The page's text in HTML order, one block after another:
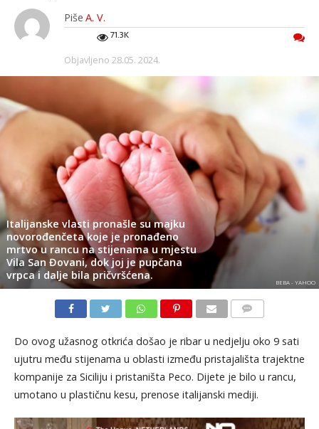
Piše A. V.
71.3K
Objavljeno 28.05. 2024.
Italijanske vlasti pronašle su majku
novorođenčeta koje je pronađeno
mrtvo u rancu na stijenama u mjestu
Vila San Đovani, dok joj je pupčana
vrpca i dalje bila pričvršćena.
BEBA - YAHOO
Do ovog užasnog otkrića došao je ribar u nedjelju oko 9 sati
ujutru među stijenama u oblasti između pristajališta trajektne
kompanije za Siciliju i pristaništa Peco. Dijete je bilo u rancu,
umotano u plastičnu kesu, prenose italijanski mediji.